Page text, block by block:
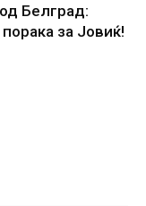
Белград:
за Јовиќ!